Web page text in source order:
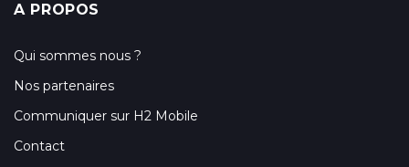
A PROPOS
Qui sommes nous ?
Nos partenaires
Communiquer sur H2 Mobile
Contact